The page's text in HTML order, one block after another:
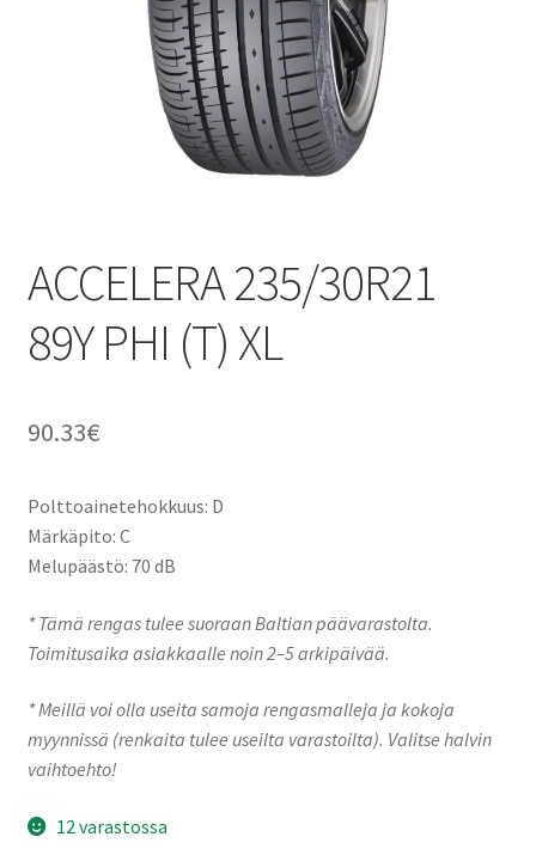
ACCELERA 235/30R21
89Y PHI (T) XL
90.33€
Polttoainetehokkuus: D
Märkäpito: C
Melupäästö: 70 dB
* Tämä rengas tulee suoraan Baltian päävarastolta.
Toimitusaika asiakkaalle noin 2–5 arkipäivää.
* Meillä voi olla useita samoja rengasmalleja ja kokoja
myynnissä (renkaita tulee useilta varastoilta). Valitse halvin
vaihtoehto!
12 varastossa